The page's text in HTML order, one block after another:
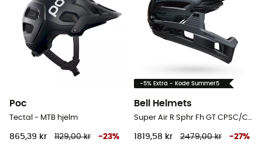
Poc
Tectal - MTB hjelm
865,39 kr 1129,00 kr -23%
-5% Extra - Kode Summer5
Bell Helmets
Super Air R Sphr Fh GT CPSC/CE - MTB hjelm
1819,58 kr 2479,00 kr -27%